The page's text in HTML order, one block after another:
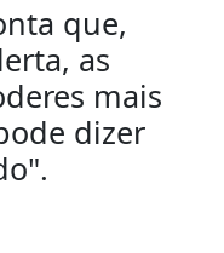
que,
as
mais
dizer